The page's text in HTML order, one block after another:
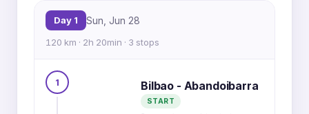
Day 1 Sun, Jun 28
120 km · 2h 20min · 3 stops
1 Bilbao - Abandoibarra
START